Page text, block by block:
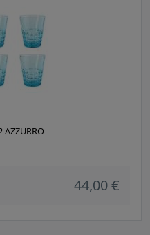
AZZURRO
44,00 €